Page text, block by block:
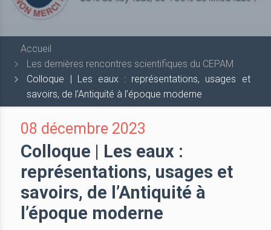
Accueil
Les dernières rencontres scientifiques du CEPAM
Colloque | Les eaux : représentations, usages et
savoirs, de l’Antiquité à l’époque moderne
08 décembre 2023
Colloque | Les eaux :
représentations, usages et
savoirs, de l’Antiquité à
l’époque moderne